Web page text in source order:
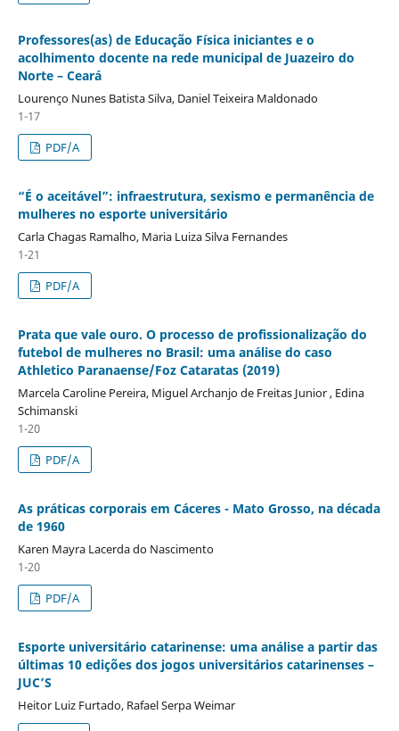
Professores(as) de Educação Física iniciantes e o
acolhimento docente na rede municipal de Juazeiro do
Norte – Ceará
Lourenço Nunes Batista Silva, Daniel Teixeira Maldonado
1-17
PDF/A
“É o aceitável”: infraestrutura, sexismo e permanência de
mulheres no esporte universitário
Carla Chagas Ramalho, Maria Luiza Silva Fernandes
1-21
PDF/A
Prata que vale ouro. O processo de profissionalização do
futebol de mulheres no Brasil: uma análise do caso
Athletico Paranaense/Foz Cataratas (2019)
Marcela Caroline Pereira, Miguel Archanjo de Freitas Junior , Edina
Schimanski
1-20
PDF/A
As práticas corporais em Cáceres - Mato Grosso, na década
de 1960
Karen Mayra Lacerda do Nascimento
1-20
PDF/A
Esporte universitário catarinense: uma análise a partir das
últimas 10 edições dos jogos universitários catarinenses –
JUC’S
Heitor Luiz Furtado, Rafael Serpa Weimar